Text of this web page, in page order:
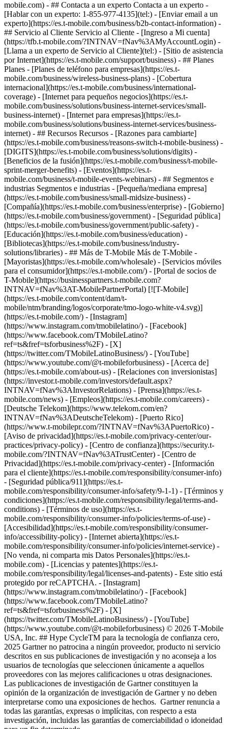
- ## Contacta a un experto Contacta a un experto -
[Hablar con un experto: 1-855-977-4135](tel:) - [Enviar email a un
experto](https://es.t-mobile.com/business/b2b-contact-information) -
## Servicio al Cliente Servicio al Cliente - [Ingreso a Mi cuenta]
(https://tfb.t-mobile.com/?INTNAV=fNav%3AMyAccountLogin) -
[Llama a un experto de Servicio al Cliente](tel:) - [Sitio de asistencia
por Internet](https://es.t-mobile.com/support/business) - ## Planes
Planes - [Planes de teléfono para empresas](https://es.t-
mobile.com/business/wireless-business-plans) - [Cobertura
internacional](https://es.t-mobile.com/business/international-
coverage) - [Internet para pequeños negocios](https://es.t-
mobile.com/business/solutions/business-internet-services/small-
business-internet) - [Internet para empresas](https://es.t-
mobile.com/business/solutions/business-internet-services/business-
internet) - ## Recursos Recursos - [Razones para cambiarte]
(https://es.t-mobile.com/business/reasons-switch-t-mobile-business) -
[DIGITS](https://es.t-mobile.com/business/solutions/digits) -
[Beneficios de la fusión](https://es.t-mobile.com/business/t-mobile-
sprint-merger-benefits) - [Eventos](https://es.t-
mobile.com/business/t-mobile-events-webinars) - ## Segmentos e
industrias Segmentos e industrias - [Pequeña/mediana empresa]
(https://es.t-mobile.com/business/small-midsize-business) -
[Compañía](https://es.t-mobile.com/business/enterprise) - [Gobierno]
(https://es.t-mobile.com/business/government) - [Seguridad pública]
(https://es.t-mobile.com/business/government/public-safety) -
[Educación](https://es.t-mobile.com/business/education) -
[Bibliotecas](https://es.t-mobile.com/business/industry-
solutions/libraries) - ## Más de T-Mobile Más de T-Mobile -
[Mayoristas](https://es.t-mobile.com/wholesale) - [Servicios móviles
para el consumidor](https://es.t-mobile.com/) - [Portal de socios de
T-Mobile](https://businesspartners.t-mobile.com?
INTNAV=fNav%3AT-MobilePartnerPortal) [![T-Mobile]
(https://es.t-mobile.com/content/dam/t-
mobile/ntm/branding/logos/corporate/tmo-logo-white-v4.svg)]
(https://es.t-mobile.com/) - [Instagram]
(https://www.instagram.com/tmobilelatino/) - [Facebook]
(https://www.facebook.com/TMobileLatino?
ref=ts&fref=tsforbusiness%2F) - [X]
(https://twitter.com/TMobileLatinoBusiness/) - [YouTube]
(https://www.youtube.com/@t-mobileforbusiness) - [Acerca de]
(https://es.t-mobile.com/about-us) - [Relaciones con inversionistas]
(https://investor.t-mobile.com/investors/default.aspx?
INTNAV=fNav%3AInvestorRelations) - [Prensa](https://es.t-
mobile.com/news) - [Empleos](https://es.t-mobile.com/careers) -
[Deutsche Telekom](https://www.telekom.com/en?
INTNAV=fNav%3ADeutscheTelekom) - [Puerto Rico]
(https://www.t-mobilepr.com/?INTNAV=fNav%3APuertoRico) -
[Aviso de privacidad](https://es.t-mobile.com/privacy-center/our-
practices/privacy-policy) - [Centro de confianza](https://security.t-
mobile.com/?INTNAV=fNav%3ATrustCenter) - [Centro de
Privacidad](https://es.t-mobile.com/privacy-center) - [Información
para el cliente](https://es.t-mobile.com/responsibility/consumer-info)
- [Seguridad pública/911](https://es.t-
mobile.com/responsibility/consumer-info/safety/9-1-1) - [Términos y
condiciones](https://es.t-mobile.com/responsibility/legal/terms-and-
conditions) - [Términos de uso](https://es.t-
mobile.com/responsibility/consumer-info/policies/terms-of-use) -
[Accesibilidad](https://es.t-mobile.com/responsibility/consumer-
info/accessibility-policy) - [Internet abierta](https://es.t-
mobile.com/responsibility/consumer-info/policies/internet-service) -
[No venda, ni comparta mis Datos Personales](https://es.t-
mobile.com) - [Licencias y patentes](https://es.t-
mobile.com/responsibility/legal/licenses-and-patents) - Este sitio está
protegido por reCAPTCHA. - [Instagram]
(https://www.instagram.com/tmobilelatino/) - [Facebook]
(https://www.facebook.com/TMobileLatino?
ref=ts&fref=tsforbusiness%2F) - [X]
(https://twitter.com/TMobileLatinoBusiness/) - [YouTube]
(https://www.youtube.com/@t-mobileforbusiness) © 2026 T‑Mobile
USA, Inc. ## Hype CycleTM para la tecnología de confianza cero,
2025 Gartner no patrocina a ningún proveedor, producto ni servicio
descritos en sus publicaciones de investigación y no aconseja a los
usuarios de tecnologías que seleccionen únicamente a aquellos
proveedores con las mejores calificaciones u otras designaciones.
Las publicaciones de investigación de Gartner constituyen la
opinión de la organización de investigación de Gartner y no deben
interpretarse como una exposiciones de hechos. Gartner renuncia a
todas las garantías, expresas o implícitas, con respecto a esta
investigación, incluidas las garantías de comerciabilidad o idoneidad